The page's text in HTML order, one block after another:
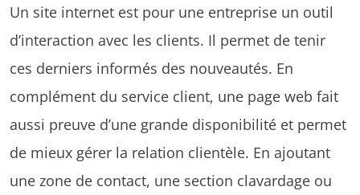
Un site internet est pour une entreprise un outil
d’interaction avec les clients. Il permet de tenir
ces derniers informés des nouveautés. En
complément du service client, une page web fait
aussi preuve d’une grande disponibilité et permet
de mieux gérer la relation clientèle. En ajoutant
une zone de contact, une section clavardage ou